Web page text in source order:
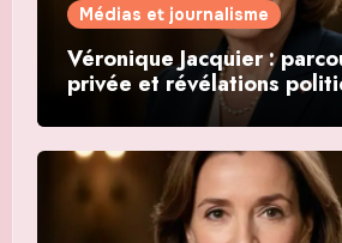
Médias et journalisme
Véronique Jacquier :
privée et révélations